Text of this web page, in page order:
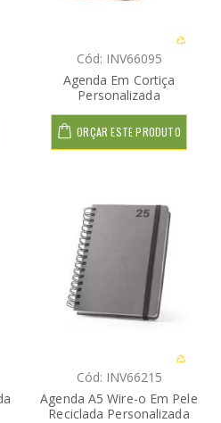
Cód: INV66095
Agenda Em Cortiça
Personalizada
ORÇAR ESTE PRODUTO
Cód: INV66215
Agenda A5 Wire-o Em Pele
Reciclada Personalizada